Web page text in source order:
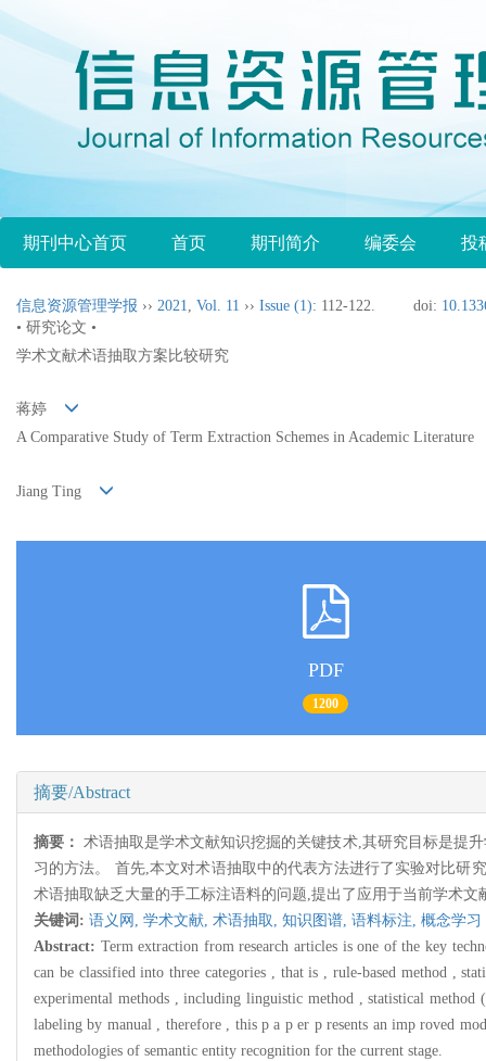
期刊中心首页 首页 期刊简介 编委会 投
信息资源管理学报 ›› 2021, Vol. 11 ›› Issue (1): 112-122. doi:
• 研究论文 •
学术文献术语抽取方案比较研究
蒋婷
A Comparative Study of Term Extraction Schemes in Academic Literature
Jiang Ting
PDF
1200
摘要/Abstract
摘要：术语抽取是学术文献知识挖掘的关键技术,其研究目标是提
习的方法。 首先,本文对术语抽取中的代表方法进行了实验对比研
术语抽取缺乏大量的手工标注语料的问题,提出了应用于当前学术
关键词: 语义网 , 学术文献, 术语抽取 , 知识图谱, 语料标注, 概念学习
Abstract: Term extraction from research articles is one of the key
can be classified into three categories , that is , rule-based method ,
experimental methods , including linguistic method , statistical
labeling by manual , therefore , this p a p er p resents an imp roved
methodologies of semantic entity recognition for the current stage.